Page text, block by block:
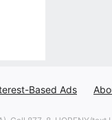
Based Ads